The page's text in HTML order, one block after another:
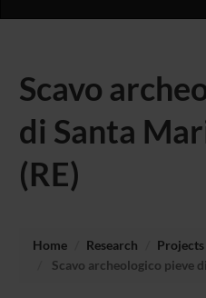
Scavo
di Santa
(RE)
Home Research
Projects
Scavo archeologico pieve